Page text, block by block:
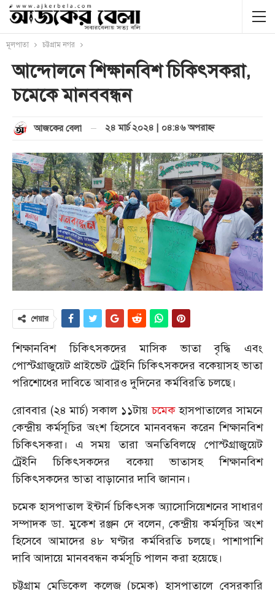
মূলপাতা চট্টগ্রাম নগর
আন্দোলনে শিক্ষানবিশ চিকিৎসকরা,
চমেকে মানববন্ধন
আজকের বেলা ২৪ মার্চ ২০২৪ | ০৪:৪৬ অপরাহ্ণ
শেয়ার
শিক্ষানবিশ চিকিৎসকদের মাসিক ভাতা বৃদ্ধি এবং
পোস্টগ্রাজুয়েট প্রাইভেট ট্রেইনি চিকিৎসকদের বকেয়াসহ ভাতা
পরিশোধের দাবিতে আবারও দুদিনের কর্মবিরতি চলছে।
রোববার (২৪ মার্চ) সকাল ১১টায়চমেকহাসপাতালের সামনে
কেন্দ্রীয় কর্মসূচির অংশ হিসেবে মানববন্ধন করেন শিক্ষানবিশ
চিকিৎসকরা। এ সময় তারা অনতিবিলম্বে পোস্টগ্রাজুয়েট
ট্রেইনি চিকিৎসকদের বকেয়া ভাতাসহ শিক্ষানবিশ
চিকিৎসকদের ভাতা বাড়ানোর দাবি জানান।
চমেক হাসপাতাল ইন্টার্ন চিকিৎসক অ্যাসোসিয়েশনের সাধারণ
সম্পাদক ডা. মুকেশ রঞ্জন দে বলেন, কেন্দ্রীয় কর্মসূচির অংশ
হিসেবে আমাদের ৪৮ ঘণ্টার কর্মবিরতি চলছে। পাশাপাশি
দাবি আদায়ে মানববন্ধন কর্মসূচি পালন করা হয়েছে।
চট্টগ্রাম মেডিকেল কলেজ (চমেক) হাসপাতালে বেসরকারি